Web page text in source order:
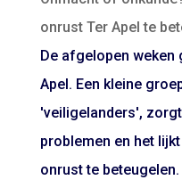
onrust Ter Apel te
De afgelopen weken
Apel. Een kleine
'veiligelanders',
problemen en het
onrust te